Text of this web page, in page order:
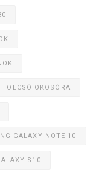
OLCSÓ OKOSÓRA
GALAXY NOTE 10
S10